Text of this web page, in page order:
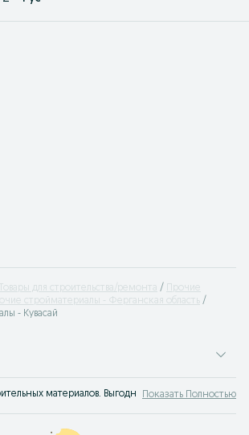
Товары для строительства/ремонта
Прочие
стройматериалы - Ферганская область
- Кувасай
материалов. Выгодные предложения
Показать Полностью